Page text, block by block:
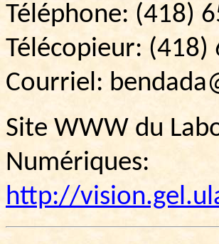
Téléphone: (418)
Télécopieur: (418)
Courriel:
Site WWW du
Numériques:
http://